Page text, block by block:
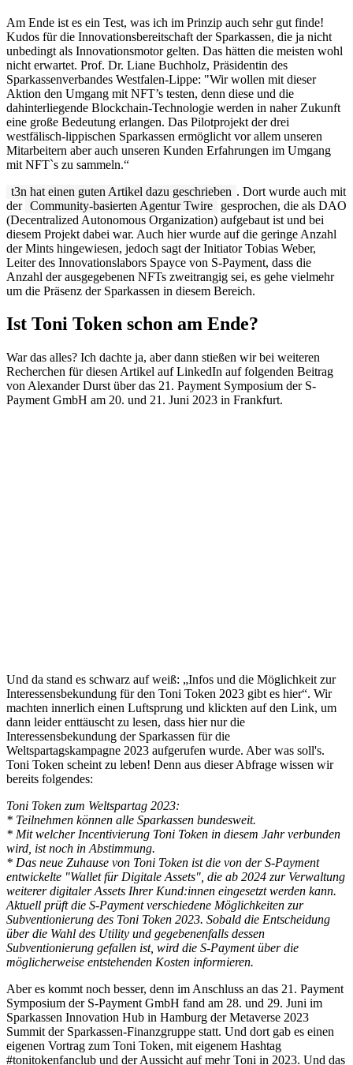
Am Ende ist es ein Test, was ich im Prinzip auch sehr gut finde!
Kudos für die Innovationsbereitschaft der Sparkassen, die ja nicht
unbedingt als Innovationsmotor gelten. Das hätten die meisten wohl
nicht erwartet. Prof. Dr. Liane Buchholz, Präsidentin des
Sparkassenverbandes Westfalen-Lippe: "Wir wollen mit dieser
Aktion den Umgang mit NFT’s testen, denn diese und die
dahinterliegende Blockchain-Technologie werden in naher Zukunft
eine große Bedeutung erlangen. Das Pilotprojekt der drei
westfälisch-lippischen Sparkassen ermöglicht vor allem unseren
Mitarbeitern aber auch unseren Kunden Erfahrungen im Umgang
mit NFT`s zu sammeln.“
t3n hat einen guten Artikel dazu geschrieben . Dort wurde auch mit
der Community-basierten Agentur Twire
gesprochen, die als DAO
(Decentralized Autonomous Organization) aufgebaut ist und bei
diesem Projekt dabei war. Auch hier wurde auf die geringe Anzahl
der Mints hingewiesen, jedoch sagt der Initiator Tobias Weber,
Leiter des Innovationslabors Spayce von S-Payment, dass die
Anzahl der ausgegebenen NFTs zweitrangig sei, es gehe vielmehr
um die Präsenz der Sparkassen in diesem Bereich.
Ist Toni Token schon am Ende?
War das alles? Ich dachte ja, aber dann stießen wir bei weiteren
Recherchen für diesen Artikel auf LinkedIn auf folgenden Beitrag
von Alexander Durst über das 21. Payment Symposium der S-
Payment GmbH am 20. und 21. Juni 2023 in Frankfurt.
Und da stand es schwarz auf weiß: „Infos und die Möglichkeit zur
Interessensbekundung für den Toni Token 2023 gibt es hier“. Wir
machten innerlich einen Luftsprung und klickten auf den Link, um
dann leider enttäuscht zu lesen, dass hier nur die
Interessensbekundung der Sparkassen für die
Weltspartagskampagne 2023 aufgerufen wurde. Aber was soll's.
Toni Token scheint zu leben! Denn aus dieser Abfrage wissen wir
bereits folgendes:
Toni Token zum Weltspartag 2023:
* Teilnehmen können alle Sparkassen bundesweit.
* Mit welcher Incentivierung Toni Token in diesem Jahr verbunden
wird, ist noch in Abstimmung.
* Das neue Zuhause von Toni Token ist die von der S-Payment
entwickelte "Wallet für Digitale Assets", die ab 2024 zur Verwaltung
weiterer digitaler Assets Ihrer Kund:innen eingesetzt werden kann.
Aktuell prüft die S-Payment verschiedene Möglichkeiten zur
Subventionierung des Toni Token 2023. Sobald die Entscheidung
über die Wahl des Utility und gegebenenfalls dessen
Subventionierung gefallen ist, wird die S-Payment über die
möglicherweise entstehenden Kosten informieren.
Aber es kommt noch besser, denn im Anschluss an das 21. Payment
Symposium der S-Payment GmbH fand am 28. und 29. Juni im
Sparkassen Innovation Hub in Hamburg der Metaverse 2023
Summit der Sparkassen-Finanzgruppe statt. Und dort gab es einen
eigenen Vortrag zum Toni Token, mit eigenem Hashtag
#tonitokenfanclub und der Aussicht auf mehr Toni in 2023. Und das